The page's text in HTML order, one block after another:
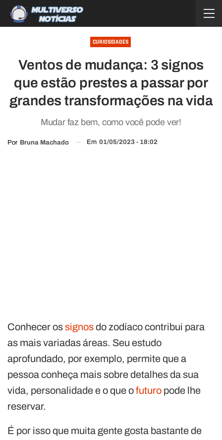
CURIOSIDADES
Ventos de mudança: 3 signos
que estão prestes a passar por
grandes transformações na vida
Mudar faz bem, como você pode ver!
Por Bruna Machado Em 01/05/2023 - 18:02
Conhecer ossignosdo zodíaco contribui para
as mais variadas áreas. Seu estudo
aprofundado, por exemplo, permite que a
pessoa conheça mais sobre detalhes da sua
vida, personalidade e o que ofuturo pode lhe
reservar.
É por isso que muita gente gosta bastante de